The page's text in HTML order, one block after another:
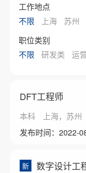
工作地点
不限
上海 苏州
职位类别
不限
研发类 运
DFT工程师
本科 上海，苏州
发布时间：2022-
新 数字设计工